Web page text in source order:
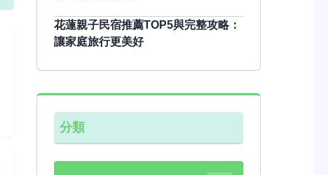
花蓮親子民宿推薦TOP5與完整攻略：
讓家庭旅行更美好
分類